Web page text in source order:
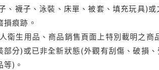
襪子、泳裝、床單、被套、填充玩具)
痕跡。
衛生用品、商品銷售頁面上特別載明之
分)或已非全新狀態(外觀有刮傷、破損
)。